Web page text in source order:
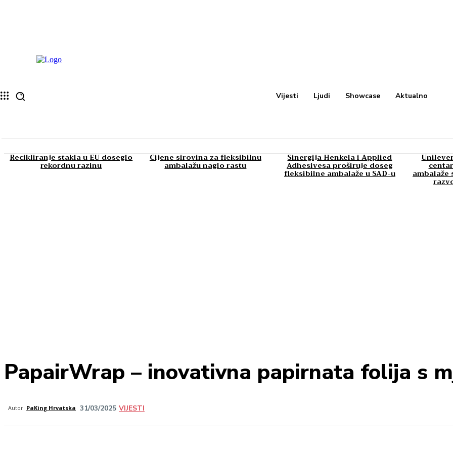
Vijesti Ljudi Showcase Aktualno
Recikliranje stakla u EU doseglo
rekordnu razinu
Cijene sirovina za fleksibilnu
ambalažu naglo rastu
Sinergija Henkela i Applied
Adhesivesa proširuje doseg
fleksibilne ambalaže u SAD-u ambalaže
PapairWrap – inovativna papirnata folija s
Autor: PaKing Hrvatska 31/03/2025 VIJESTI